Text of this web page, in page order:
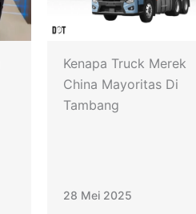
Kenapa Truck Merek
China Mayoritas Di
Tambang
28 Mei 2025